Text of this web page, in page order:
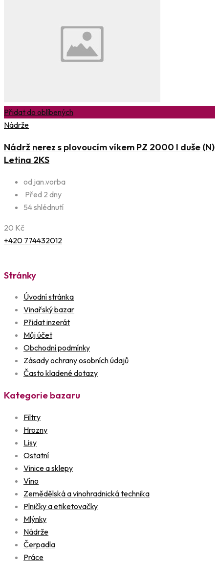
Přidat do oblíbených
Nádrže
Nádrž nerez s plovoucím víkem PZ 2000 l duše (N)
Letina 2KS
od jan.vorba
Před 2 dny
54 shlédnutí
20 Kč
+420 774432012
Stránky
Úvodní stránka
Vinařský bazar
Přidat inzerát
Můj účet
Obchodní podmínky
Zásady ochrany osobních údajů
Často kladené dotazy
Kategorie bazaru
Filtry
Hrozny
Lisy
Ostatní
Vinice a sklepy
Víno
Zemědělská a vinohradnická technika
Plničky a etiketovačky
Mlýnky
Nádrže
Čerpadla
Práce